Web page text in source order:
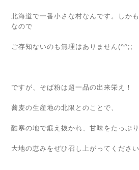
北海道で一番小さな村なんです。しか
なので
ご存知ないのも無理はありません(^^;;
ですが、そば粉は超一品の出来栄え！
蕎麦の生産地の北限とのことで、
酷寒の地で鍛え抜かれ、甘味をたっぷ
大地の恵みをぜひ召し上がってください